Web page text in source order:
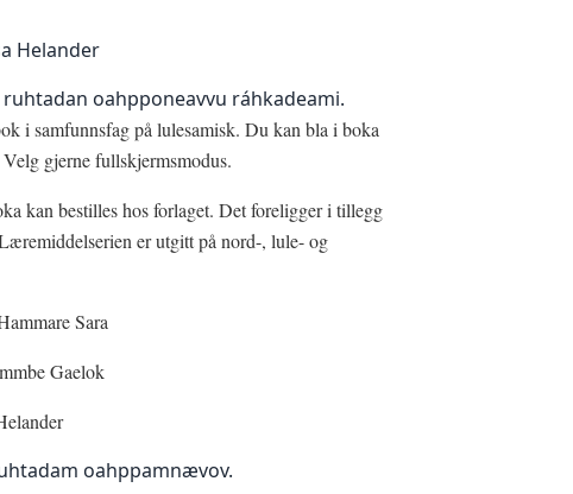
Helander
oahpponeavvu ráhkadeami.
i samfunnsfag på lulesamisk. Du kan bla i boka
gjerne fullskjermsmodus.
kan bestilles hos forlaget. Det foreligger i tillegg
er utgitt på nord-, lule- og
Sara
Gaelok
oahppamnævov.